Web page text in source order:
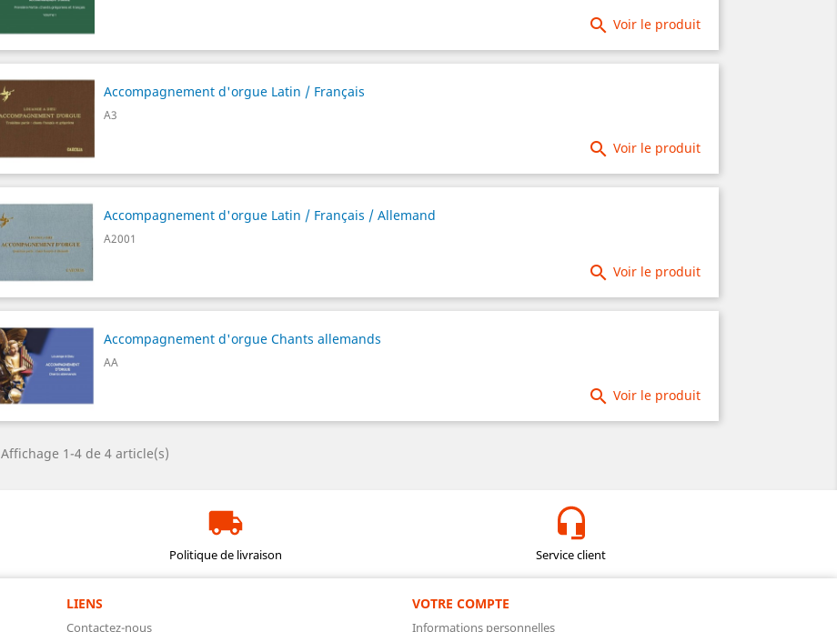
 Voir le produit
Accompagnement d'orgue Latin / Français
A3
 Voir le produit
Accompagnement d'orgue Latin / Français / Allemand
A2001
 Voir le produit
Accompagnement d'orgue Chants allemands
AA
 Voir le produit
Affichage 1-4 de 4 article(s)
Politique de livraison Service client
LIENS
Contactez-nous
VOTRE COMPTE
Informations personnelles